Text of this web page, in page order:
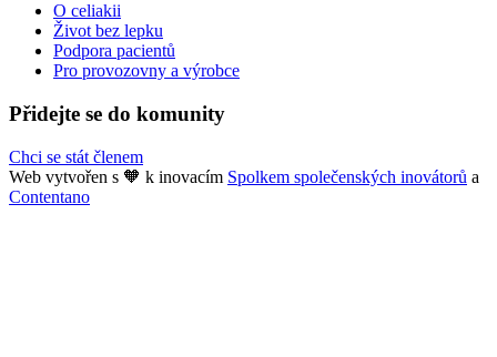
O celiakii
Život bez lepku
Podpora pacientů
Pro provozovny a výrobce
Přidejte se do komunity
Chci se stát členem
Web vytvořen s 🧡 k inovacím Spolkem společenských inovátorů a
Contentano